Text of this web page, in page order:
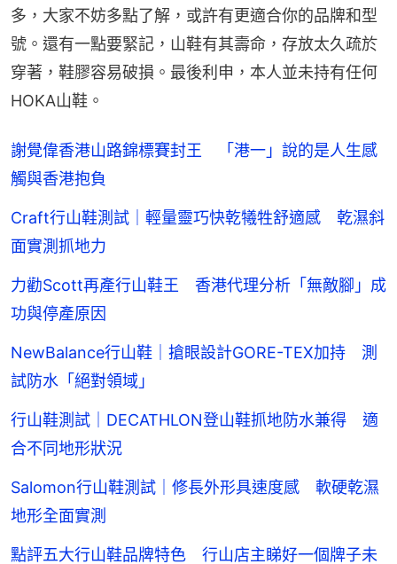
多，大家不妨多點了解，或許有更適合你的品牌和型
號。還有一點要緊記，山鞋有其壽命，存放太久疏於
穿著，鞋膠容易破損。最後利申，本人並未持有任何
HOKA山鞋。
謝覺偉香港山路錦標賽封王 「港一」說的是人生感
觸與香港抱負
Craft行山鞋測試｜輕量靈巧快乾犧牲舒適感 乾濕斜
面實測抓地力
力勸Scott再產行山鞋王 香港代理分析「無敵腳」成
功與停產原因
NewBalance行山鞋｜搶眼設計GORE-TEX加持 測
試防水「絕對領域」
行山鞋測試｜DECATHLON登山鞋抓地防水兼得 適
合不同地形狀況
Salomon行山鞋測試｜修長外形具速度感 軟硬乾濕
地形全面實測
點評五大行山鞋品牌特色 行山店主睇好一個牌子未